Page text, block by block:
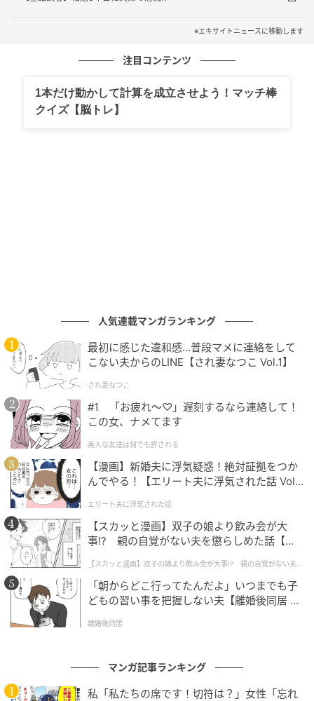
エキサイトニュース
由衣の顔をまともに見れない…
エキサイトニュース
※エキサイトニュースに移動します
注目コンテンツ
1本だけ動かして計算を成立させよう！マッチ棒
クイズ【脳トレ】
人気連載マンガランキング
最初に感じた違和感…普段マメに連絡をして
こない夫からのLINE【され妻なつこ Vol.1】
され妻なつこ
#1 「お疲れ〜♡」遅刻するなら連絡して！
この女、ナメてます
美人な友達は何でも許される
【漫画】新婚夫に浮気疑惑！絶対証拠をつか
んでやる！【エリート夫に浮気された話 Vol.
エリート夫に浮気された話
【スカッと漫画】双子の娘より飲み会が大
事!? 親の自覚がない夫を懲らしめた話【第1
【スカッと漫画】双子の娘より飲み会が大事!? 親の自覚がない夫を
懲らしめた話
「朝からどこ行ってたんだよ」いつまでも子
どもの習い事を把握しない夫【離婚後同居 Vo
離婚後同居
マンガ記事ランキング
私「私たちの席です！切符は？」女性「忘れ